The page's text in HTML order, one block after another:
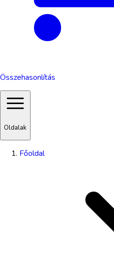
Összehasonlítás
Oldalak
Főoldal